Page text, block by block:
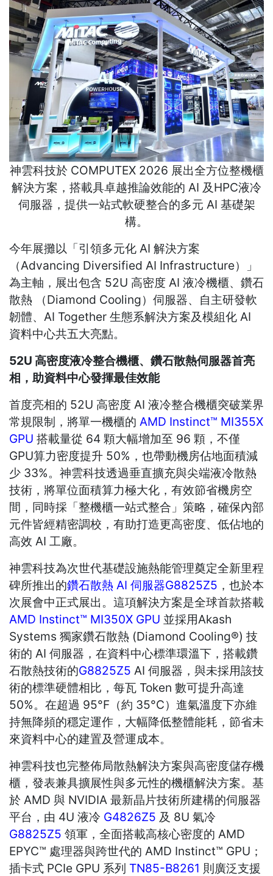
神雲科技於 COMPUTEX 2026 展出全方位整機櫃
解決方案，搭載具卓越推論效能的 AI 及HPC液冷
伺服器，提供一站式軟硬整合的多元 AI 基礎架
構。
今年展攤以「引領多元化 AI 解決方案
（Advancing Diversified AI Infrastructure）」
為主軸，展出包含 52U 高密度 AI 液冷機櫃、鑽石
散熱 （Diamond Cooling）伺服器、自主研發軟
韌體、AI Together 生態系解決方案及模組化 AI
資料中心共五大亮點。
52U 高密度液冷整合機櫃、鑽石散熱伺服器首亮
相，助資料中心發揮最佳效能
首度亮相的 52U 高密度 AI 液冷整合機櫃突破業界
常規限制，將單一機櫃的 AMD Instinct™ MI355X
GPU 搭載量從 64 顆大幅增加至 96 顆，不僅
GPU算力密度提升 50%，也帶動機房佔地面積減
少 33%。神雲科技透過垂直擴充與尖端液冷散熱
技術，將單位面積算力極大化，有效節省機房空
間，同時採「整機櫃一站式整合」策略，確保內部
元件皆經精密調校，有助打造更高密度、低佔地的
高效 AI 工廠。
神雲科技為次世代基礎設施熱能管理奠定全新里程
碑所推出的鑽石散熱 AI 伺服器G8825Z5 ，也於本
次展會中正式展出。這項解決方案是全球首款搭載
AMD Instinct™ MI350X GPU 並採用Akash
Systems 獨家鑽石散熱 (Diamond Cooling®) 技
術的 AI 伺服器，在資料中心標準環溫下，搭載鑽
石散熱技術的G8825Z5 AI 伺服器，與未採用該技
術的標準硬體相比，每瓦 Token 數可提升高達
50%。在超過 95°F（約 35°C）進氣溫度下亦維
持無降頻的穩定運作，大幅降低整體能耗，節省未
來資料中心的建置及營運成本。
神雲科技也完整佈局散熱解決方案與高密度儲存機
櫃，發表兼具擴展性與多元性的機櫃解決方案。基
於 AMD 與 NVIDIA 最新晶片技術所建構的伺服器
平台，由 4U 液冷 G4826Z5 及 8U 氣冷
G8825Z5 領軍，全面搭載高核心密度的 AMD
EPYC™ 處理器與跨世代的 AMD Instinct™ GPU；
插卡式 PCIe GPU 系列 TN85-B8261 則廣泛支援